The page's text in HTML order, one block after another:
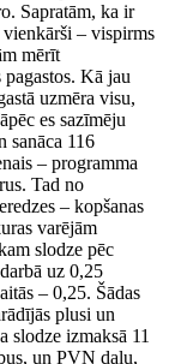
Sapratām, ka ir
vienkārši – vispirms
mērīt
Kā jau
uzmēra visu,
es sazīmēju
sanāca 116
– programma
Tad no
– kopšanas
varējām
slodze pēc
uz 0,25
– 0,25. Šādas
plusi un
slodze izmaksā 11
un PVN daļu,